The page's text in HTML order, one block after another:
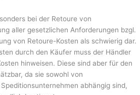
bei der Retoure von
aller gesetzlichen Anforderungen bzgl.
von Retoure-Kosten als schwierig dar.
durch den Käufer muss der Händler
hinweisen. Diese sind aber für den
da sie sowohl von
abhängig sind,